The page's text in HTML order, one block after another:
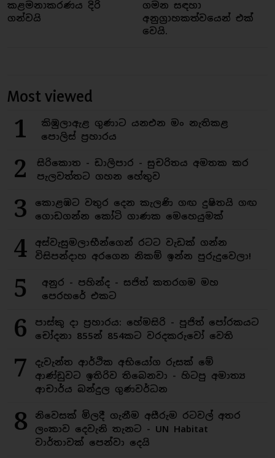
කළමනාකරණය දිරි
ගන්වයි
ගමන සඳහා
අනුග්‍රාහකත්වයෙන් එක්
වෙයි.
Most viewed
1
කිඹුලාඇළ ගුණාට යනඑන මං නැතිකළ
පොලිස් ප්‍රහාරය
2
සිරිකොත - ඩාලිපාර - සුචරිතය අමතක කර
පැලවත්තට ගහන හේතුව
3
කොළඹට වතුර දෙන කැලණි ගඟ දුෂිතයි ගඟ
ගොඩගන්න කෝටි ගාණක මෙහෙයුමක්
4
අස්වැසුමලාභීන්ගෙන් රටට වැඩක් ගන්න
විසිපන්දාහ අරගෙන නිකම් ඉන්න පුරුදුවෙලා!
5
අනුර - පහින්ද - සජිත් කතරගම මහ
පෙරහරේ එකට
6
පාස්කු දා ප්‍රහාරය: හේමසිරි - පූජිත් පෝරකයට
චෝදනා 855න් 854කට වරදකරුවෝ වෙති
7
දැවැන්ත ආර්ථික අභියෝග රුසක් මේ
ආණ්ඩුවට ඉතිරිව තිබෙනවා - හිටපු අමාත්‍ය
ආචාර්ය බන්දුල ගුණවර්ධන
8
නිවෙසක් මිලදී ගැනීම අසීරුම රටවල් අතර
ලංකාව දෙවැනි තැනට - UN Habitat
වාර්තාවක් පෙන්වා දෙයි